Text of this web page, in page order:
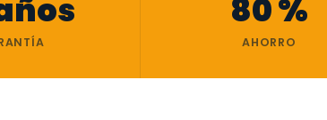
80 %
AHORRO